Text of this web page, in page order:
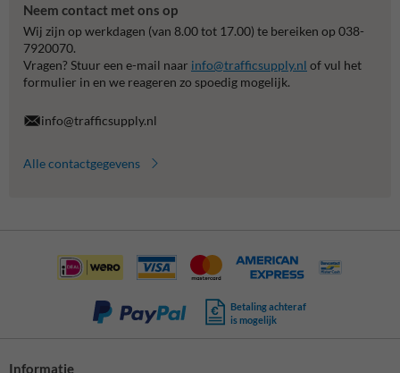
Neem contact met ons op
Wij zijn op werkdagen (van 8.00 tot 17.00) te bereiken op 038-
7920070.
Vragen? Stuur een e-mail naar info@trafficsupply.nl of vul het
formulier in en we reageren zo spoedig mogelijk.
info@trafficsupply.nl
Alle contactgegevens
Betaling achteraf
is mogelijk
Informatie